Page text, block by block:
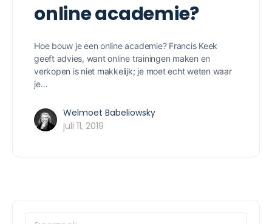
online academie?
Hoe bouw je een online academie? Francis Keek
geeft advies, want online trainingen maken en
verkopen is niet makkelijk; je moet echt weten waar
je…
Welmoet Babeliowsky
juli 11, 2019